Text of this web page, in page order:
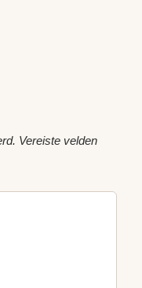
Vereiste velden